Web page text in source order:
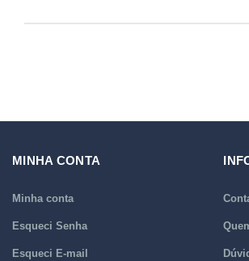
MINHA CONTA
Minha conta
Esqueci Senha
Esqueci E-mail